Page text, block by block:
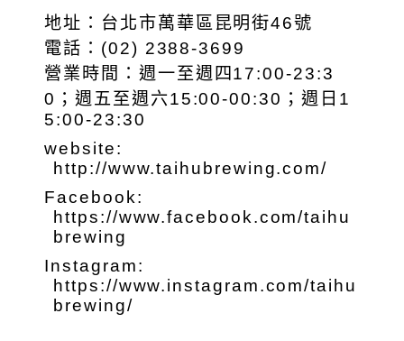
地址：台北市萬華區昆明街46號
電話：(02) 2388-3699
營業時間：週一至週四17:00-23:3
0；週五至週六15:00-00:30；週日1
5:00-23:30
website:
http://www.taihubrewing.com/
Facebook:
https://www.facebook.com/taihu
brewing
Instagram:
https://www.instagram.com/taihu
brewing/